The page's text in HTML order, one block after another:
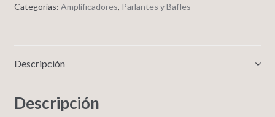
Categorías: Amplificadores, Parlantes y Bafles
Descripción
Descripción